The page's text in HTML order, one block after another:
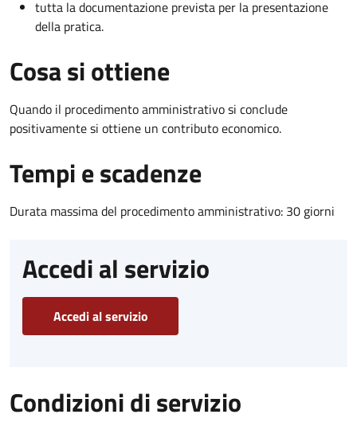
tutta la documentazione prevista per la presentazione
della pratica.
Cosa si ottiene
Quando il procedimento amministrativo si conclude
positivamente si ottiene un contributo economico.
Tempi e scadenze
Durata massima del procedimento amministrativo: 30 giorni
Accedi al servizio
Accedi al servizio
Condizioni di servizio